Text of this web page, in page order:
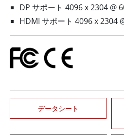
DP サポート 4096 x 2304 @
HDMI サポート 4096 x 2304
データシート